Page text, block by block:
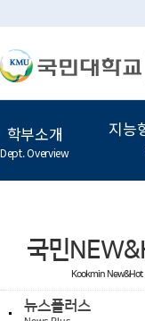
학부소개
Dept. Overview
지능
국민
Kookmin New&Hot
뉴스플러스